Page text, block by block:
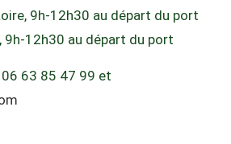
9h-12h30 au départ du port
9h-12h30 au départ du port
06 63 85 47 99 et